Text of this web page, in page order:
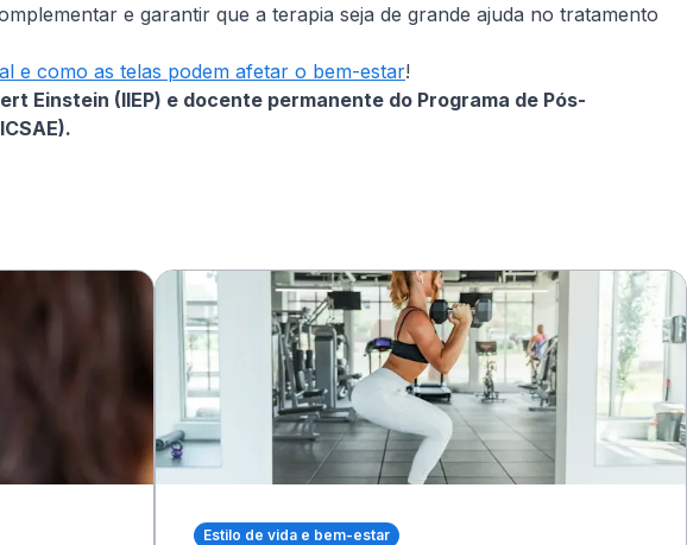
e garantir que a terapia seja de grande ajuda no tratamento
e como as telas podem afetar o bem-estar!
Einstein (IIEP) e docente permanente do Programa de Pós-
Estilo de vida e bem-estar